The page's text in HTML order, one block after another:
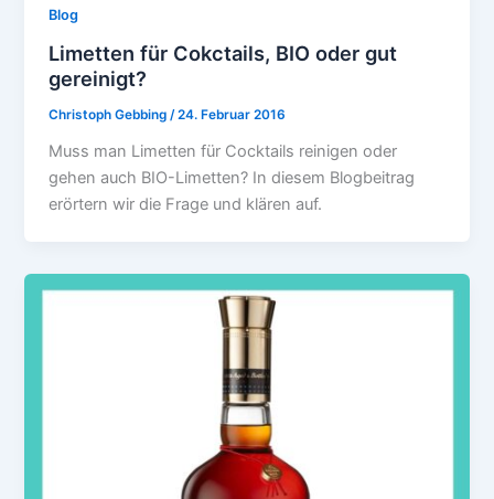
Blog
Limetten für Cokctails, BIO oder gut
gereinigt?
Christoph Gebbing/24. Februar 2016
Muss man Limetten für Cocktails reinigen oder
gehen auch BIO-Limetten? In diesem Blogbeitrag
erörtern wir die Frage und klären auf.